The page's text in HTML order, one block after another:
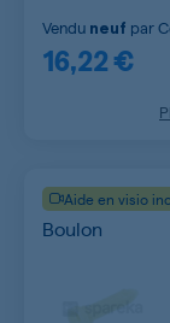
16,22 €
Vendu neuf par
Aide en visio
Boulon